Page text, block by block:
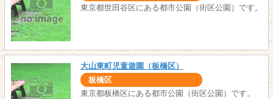
東京都世田谷区にある都市公園（街区公園）です。
大山東町児童遊園（板橋区）
板橋区
東京都板橋区にある都市公園（街区公園）です。